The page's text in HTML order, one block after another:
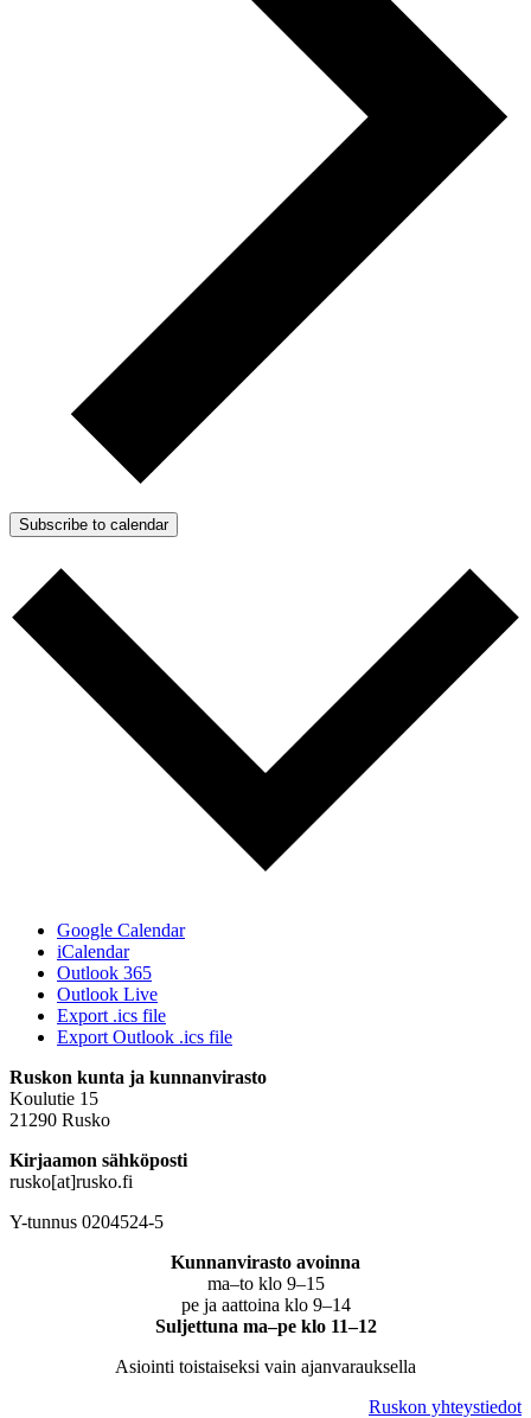
Subscribe to calendar
Google Calendar
iCalendar
Outlook 365
Outlook Live
Export .ics file
Export Outlook .ics file
Ruskon kunta ja kunnanvirasto
Koulutie 15
21290 Rusko
Kirjaamon sähköposti
rusko[at]rusko.fi
Y-tunnus 0204524-5
Kunnanvirasto avoinna
ma–to klo 9–15
pe ja aattoina klo 9–14
Suljettuna ma–pe klo 11–12
Asiointi toistaiseksi vain ajanvarauksella
Ruskon yhteystiedot